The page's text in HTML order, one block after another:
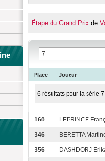
Étape du Grand Prix de
Place Joueur
6 résultats pour la série 7
160 LEPRINCE
346 BERETTA
356 DASHDORJ